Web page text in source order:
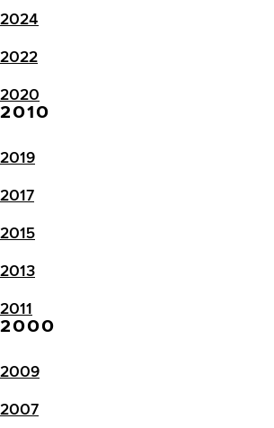
2024
2022
2020
2010
2019
2017
2015
2013
2011
2000
2009
2007